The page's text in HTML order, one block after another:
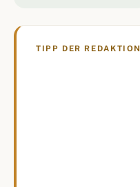
TIPP DER REDAKTION